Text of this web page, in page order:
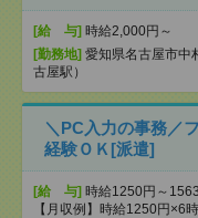
[給 与] 時給2,000円～
[勤務地] 愛知県名古屋市中
古屋駅）
＼PC入力の事務／
経験ＯＫ[派遣]
[給 与] 時給1250円～
【月収例】時給1250円×6